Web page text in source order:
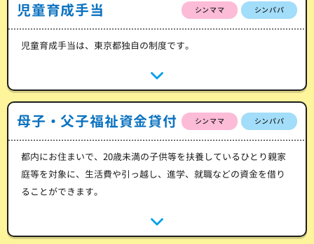
児童育成手当 シンママ シンパパ
児童育成手当は、東京都独自の制度です。
母子・父子福祉資金貸付 シンママ シンパパ
都内にお住まいで、20歳未満の子供等を扶養しているひとり親家
庭等を対象に、生活費や引っ越し、進学、就職などの資金を借り
ることができます。